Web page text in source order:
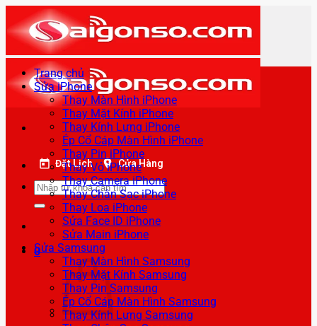
qua
nội
dung
Đặt Lịch Cửa Hàng
Tìm
kiếm:
0
Trang chủ
Sửa iPhone
Thay Màn Hình iPhone
Thay Mặt Kính iPhone
Thay Kính Lưng iPhone
Ép Cổ Cáp Màn Hình iPhone
Thay Pin iPhone
Thay Vỏ iPhone
Thay Camera iPhone
Thay Chân Sạc iPhone
Thay Loa iPhone
Sửa Face ID iPhone
Sửa Main iPhone
Sửa Samsung
Thay Màn Hình Samsung
Thay Mặt Kính Samsung
Thay Pin Samsung
Ép Cổ Cáp Màn Hình Samsung
Thay Kính Lưng Samsung